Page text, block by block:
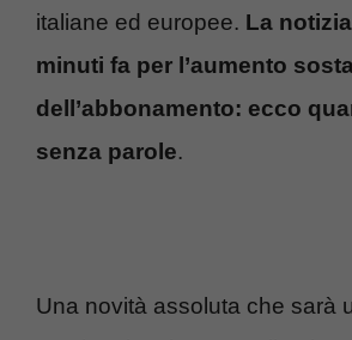
italiane ed europee. La
minuti fa per l’aumento
dell’abbonamento: ecco
senza parole.
Una novità assoluta che sarà